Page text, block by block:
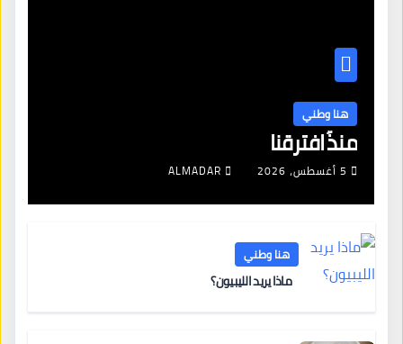
هنا وطني
منذُ افترقنا
5 أغسطس، 2026 ALMADAR
هنا وطني
ماذا يريد الليبيون؟